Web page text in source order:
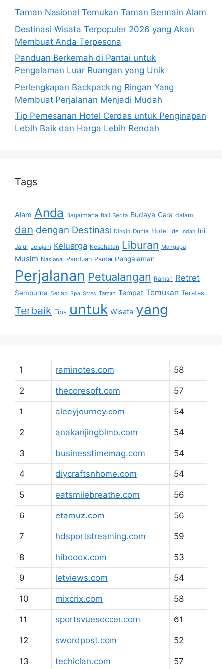
Taman Nasional Temukan Taman Bermain Alam
Destinasi Wisata Terpopuler 2026 yang Akan
Membuat Anda Terpesona
Panduan Berkemah di Pantai untuk
Pengalaman Luar Ruangan yang Unik
Perlengkapan Backpacking Ringan Yang
Membuat Perjalanan Menjadi Mudah
Tip Pemesanan Hotel Cerdas untuk Penginapan
Lebih Baik dan Harga Lebih Rendah
Tags
Alam Anda Bagaimana Bali Berita Budaya Cara dalam
dan dengan Destinasi Dingin Dunia Hotel Ide Indah Ini
Jalur Jelajahi Keluarga Kesehatan Liburan Mengapa
Musim Nasional Panduan Pantai Pengalaman
Perjalanan Petualangan Ramah Retret
Sempurna Setiap Spa Stres Taman Tempat Temukan Teratas
Terbaik Tips untuk Wisata yang
1 raminotes.com 58
2 thecoresoft.com 57
1 aleeyjourney.com 54
2 anakanjingbimo.com 54
3 businesstimemag.com 54
4 diycraftsnhome.com 54
5 eatsmilebreathe.com 56
6 etamuz.com 56
7 hdsportstreaming.com 59
8 hibooox.com 53
9 letviews.com 54
10 mixcrix.com 58
11 sportsvuesoccer.com 61
12 swordpost.com 52
13 techiclan.com 57